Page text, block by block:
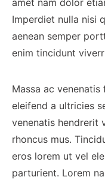
amet nam dolor
Imperdiet nulla nisi
aenean semper
enim tincidunt
Massa ac venenatis
eleifend a ultricies
venenatis hendrerit
rhoncus mus.
eros lorem ut vel
parturient. Lorem